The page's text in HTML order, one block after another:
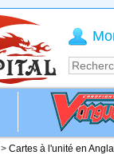
> Cartes à l'unité en